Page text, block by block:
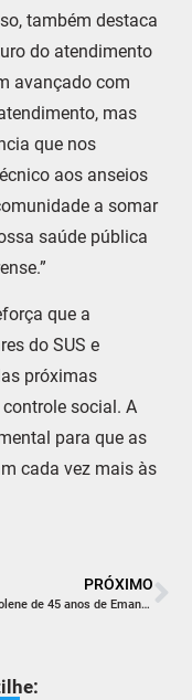
também destaca
do atendimento
avançado com
mas
que nos
aos anseios
a somar
saúde pública
que a
do SUS e
próximas
social. A
para que as
cada vez mais às
PRÓXIMO
Sessão Solene de 45 anos de Emancipação Eclesiástica da Igreja Evangélica Assembleia de Deus de Içara